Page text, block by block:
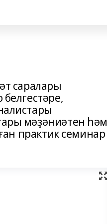
саралары
мәҙәниәтен һәм
практик семинар